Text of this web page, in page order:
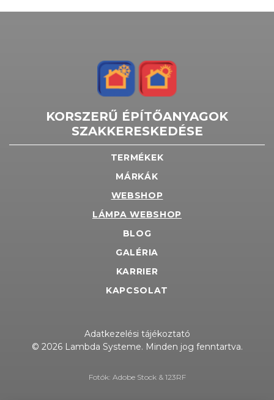
KORSZERŰ ÉPÍTŐANYAGOK
SZAKKERESKEDÉSE
TERMÉKEK
MÁRKÁK
WEBSHOP
LÁMPA WEBSHOP
BLOG
GALÉRIA
KARRIER
KAPCSOLAT
Adatkezelési tájékoztató
© 2026 Lambda Systeme. Minden jog fenntartva.
Fotók: Adobe Stock & 123RF